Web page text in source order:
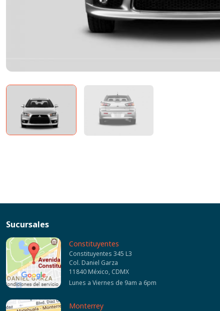
Sucursales
Constituyentes
Constituyentes 345 L3
Col. Daniel Garza
11840 México, CDMX
Lunes a Viernes de 9am a 6pm
Monterrey